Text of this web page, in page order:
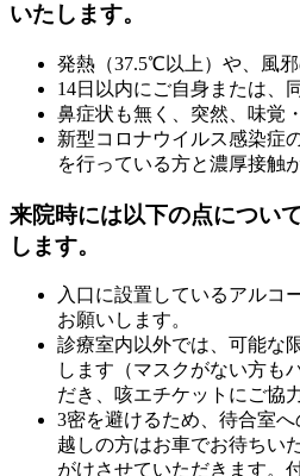
いたします。
発熱（37.5℃以上）や、風
14日以内にご自身または、
鼻症状も無く、突然、味覚
新型コロナウイルス感染症
を行っている方と濃厚接触
来院時には以下の点につい
します。
入口に設置しているアルコ
お願いします。
診療室内以外では、可能な
します（マスクがない方も
だき、咳エチケットにご協
3密を避けるため、待合室
越しの方はお車でお待ちい
がけさせていただきます。